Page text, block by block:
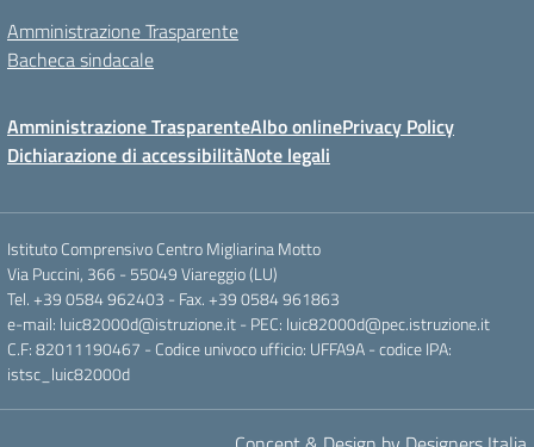
Amministrazione Trasparente
Bacheca sindacale
Amministrazione TrasparenteAlbo onlinePrivacy Policy
Dichiarazione di accessibilitàNote legali
Istituto Comprensivo Centro Migliarina Motto
Via Puccini, 366 - 55049 Viareggio (LU)
Tel. +39 0584 962403 - Fax. +39 0584 961863
e-mail: luic82000d@istruzione.it - PEC: luic82000d@pec.istruzione.it
C.F: 82011190467 - Codice univoco ufficio: UFFA9A - codice IPA:
istsc_luic82000d